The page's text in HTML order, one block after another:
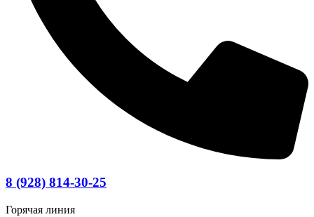
8 (928) 814-30-25
Горячая линия